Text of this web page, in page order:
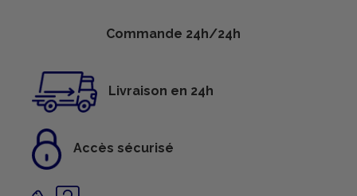
Commande 24h/24h
Livraison en 24h
Accès sécurisé